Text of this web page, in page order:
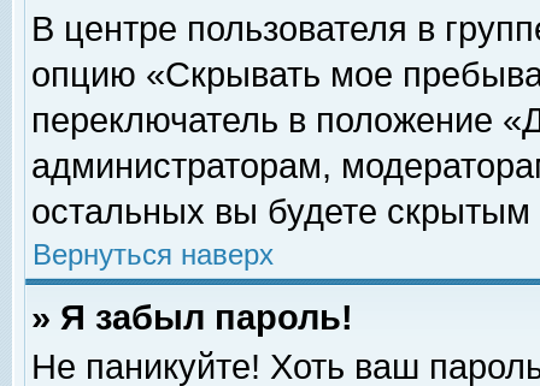
В центре пользователя в
опцию «Скрывать мое
переключатель в положение
администраторам,
остальных вы будете скрытым
Вернуться наверх
» Я забыл пароль!
Не паникуйте! Хоть ваш